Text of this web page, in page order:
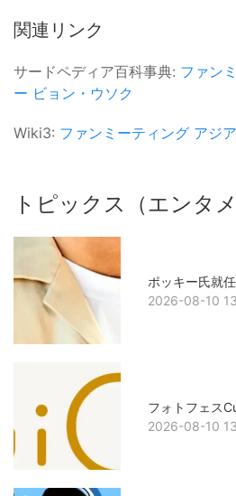
関連リンク
サードペディア百科事典: ファン
ー ビョン・ウソク
Wiki3: ファンミーティング アジ
トピックス（エンタメ
ポッキー氏就任
2026-08-10
フォトフェス
2026-08-10